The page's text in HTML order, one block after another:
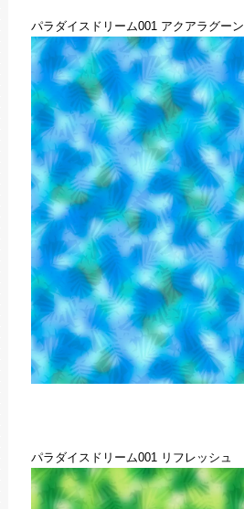
パラダイスドリーム001 アクアラグーン
パラダイスドリーム001 リフレッシュ